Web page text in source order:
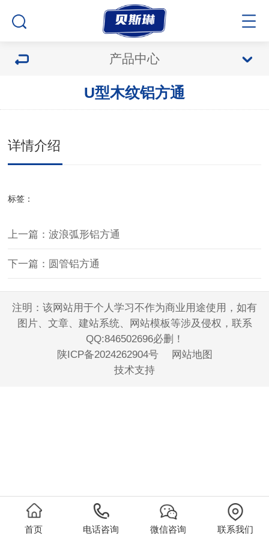
产品中心
U型木纹铝方通
详情介绍
标签：
上一篇：波浪弧形铝方通
下一篇：圆管铝方通
注明：该网站用于个人学习不作为商业用途使用，如有
图片、文章、建站系统、网站模板等涉及侵权，联系
QQ:846502696必删！
陕ICP备2024262904号
网站地图
技术支持
首页 电话咨询 微信咨询 联系我们